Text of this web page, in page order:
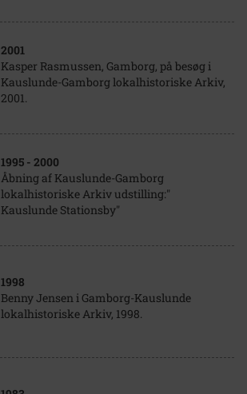
2001
Kasper Rasmussen, Gamborg, på besøg i
Kauslunde-Gamborg lokalhistoriske Arkiv,
2001.
1995 - 2000
Åbning af Kauslunde-Gamborg
lokalhistoriske Arkiv udstilling:"
Kauslunde Stationsby"
1998
Benny Jensen i Gamborg-Kauslunde
lokalhistoriske Arkiv, 1998.